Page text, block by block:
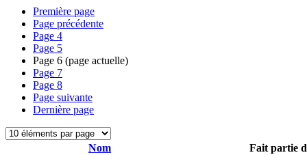
Première page
Page précédente
Page 4
Page 5
Page 6 (page actuelle)
Page 7
Page 8
Page suivante
Dernière page
Nom
Fait partie